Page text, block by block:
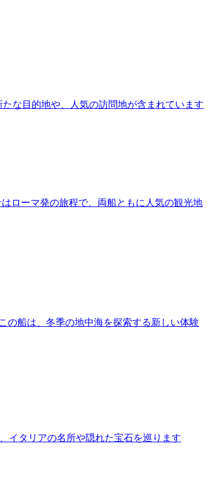
な目的地や、人気の訪問地が含まれています
ローマ発の旅程で、両船ともに人気の観光地
の船は、冬季の地中海を探索する新しい体験
イタリアの名所や隠れた宝石を巡ります